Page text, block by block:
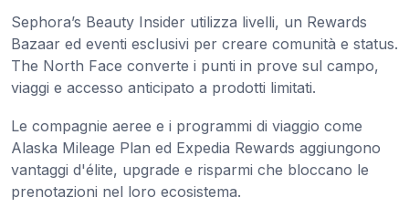
Sephora’s Beauty Insider utilizza livelli, un Rewards
Bazaar ed eventi esclusivi per creare comunità e status.
The North Face converte i punti in prove sul campo,
viaggi e accesso anticipato a prodotti limitati.
Le compagnie aeree e i programmi di viaggio come
Alaska Mileage Plan ed Expedia Rewards aggiungono
vantaggi d'élite, upgrade e risparmi che bloccano le
prenotazioni nel loro ecosistema.